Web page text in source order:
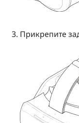
Прикрепите